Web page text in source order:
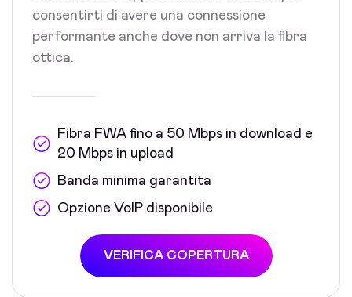
consentirti di avere una connessione
performante anche dove non arriva la fibra
ottica.
Fibra FWA fino a 50 Mbps in download e
20 Mbps in upload
Banda minima garantita
Opzione VoIP disponibile
VERIFICA COPERTURA